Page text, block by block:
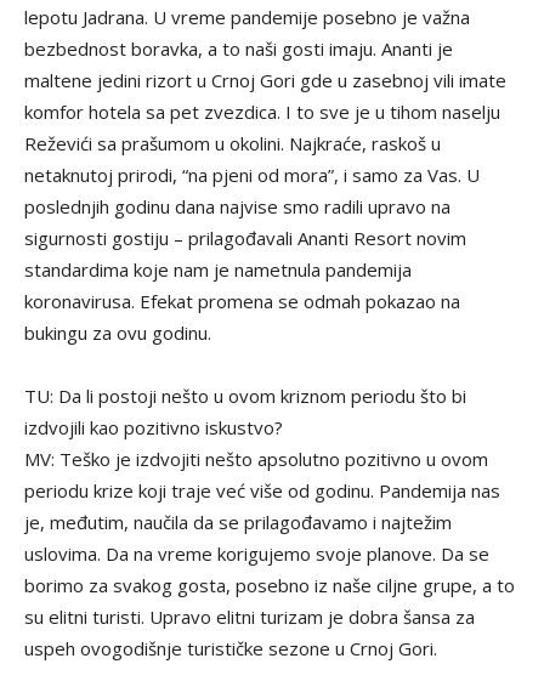
lepotu Jadrana. U vreme pandemije posebno je važna
bezbednost boravka, a to naši gosti imaju. Ananti je
maltene jedini rizort u Crnoj Gori gde u zasebnoj vili imate
komfor hotela sa pet zvezdica. I to sve je u tihom naselju
Reževići sa prašumom u okolini. Najkraće, raskoš u
netaknutoj prirodi, “na pjeni od mora”, i samo za Vas. U
poslednjih godinu dana najvise smo radili upravo na
sigurnosti gostiju – prilagođavali Ananti Resort novim
standardima koje nam je nametnula pandemija
koronavirusa. Efekat promena se odmah pokazao na
bukingu za ovu godinu.
TU: Da li postoji nešto u ovom kriznom periodu što bi
izdvojili kao pozitivno iskustvo?
MV: Teško je izdvojiti nešto apsolutno pozitivno u ovom
periodu krize koji traje već više od godinu. Pandemija nas
je, međutim, naučila da se prilagođavamo i najtežim
uslovima. Da na vreme korigujemo svoje planove. Da se
borimo za svakog gosta, posebno iz naše ciljne grupe, a to
su elitni turisti. Upravo elitni turizam je dobra šansa za
uspeh ovogodišnje turističke sezone u Crnoj Gori.